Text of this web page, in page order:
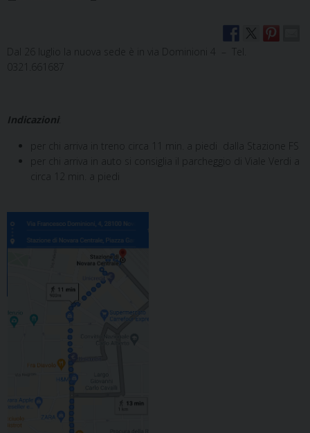
Dal 26 luglio la nuova sede è in via Dominioni 4 – Tel.
0321.661687
Indicazioni:
per chi arriva in treno circa 11 min. a piedi dalla Stazione FS
per chi arriva in auto si consiglia il parcheggio di Viale Verdi a
circa 12 min. a piedi